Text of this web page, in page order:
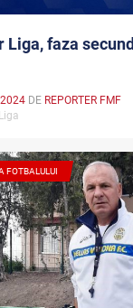
Liga, faza
DE REPORTER FMF
FOTBALULUI